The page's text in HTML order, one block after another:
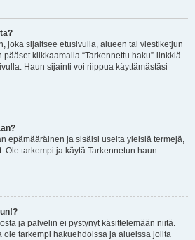
joka sijaitsee etusivulla, alueen tai viestiketjun
klikkaamalla “Tarkennettu haku”-linkkiä
Haun sijainti voi riippua käyttämästäsi
epämääräinen ja sisälsi useita yleisiä termejä,
Ole tarkempi ja käytä Tarkennetun haun
ja palvelin ei pystynyt käsittelemään niitä.
ole tarkempi hakuehdoissa ja alueissa joilta